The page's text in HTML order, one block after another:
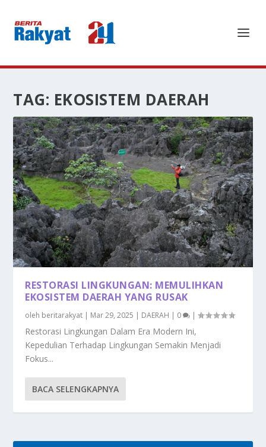
TAG: EKOSISTEM DAERAH
RESTORASI LINGKUNGAN: MEMULIHKAN
EKOSISTEM DAERAH YANG RUSAK
oleh beritarakyat | Mar 29, 2025 | DAERAH | 0 |
Restorasi Lingkungan Dalam Era Modern Ini,
Kepedulian Terhadap Lingkungan Semakin Menjadi
Fokus...
BACA SELENGKAPNYA